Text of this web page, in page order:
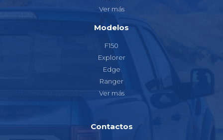
Ver más
Modelos
F150
Explorer
Edge
Ranger
Ver más
Contactos